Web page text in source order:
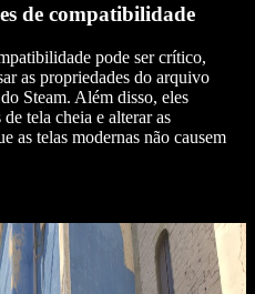
de compatibilidade
pode ser crítico,
as propriedades do arquivo
Steam. Além disso, eles
tela cheia e alterar as
as telas modernas não causem